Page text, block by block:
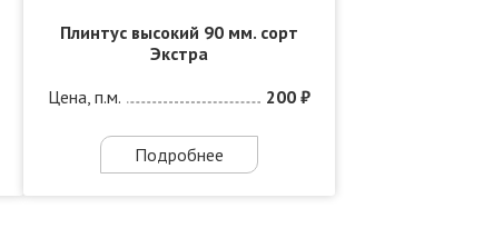
Плинтус высокий 90 мм. сорт
Экстра
Цена, п.м.
200 ₽
Подробнее